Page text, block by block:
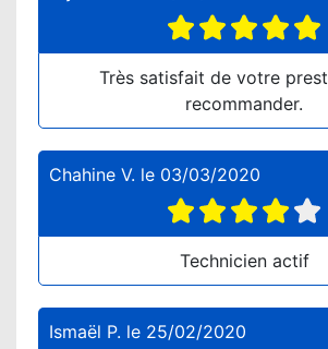
Très satisfait de votre
recommander.
Chahine V. le 03/03/2020
Technicien actif
Ismaël P. le 25/02/2020